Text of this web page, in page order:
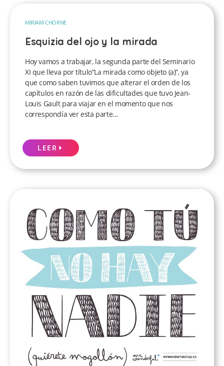
MIRIAM CHORNE
Esquizia del ojo y la mirada
Hoy vamos a trabajar, la segunda parte del Seminario
XI que lleva por título“La mirada como objeto (a)”, ya
que como saben tuvimos que alterar el orden de los
capítulos en razón de las dificultades que tuvo Jean-
Louis Gault para viajar en el momento que nos
correspondía ver esta parte...
LEER